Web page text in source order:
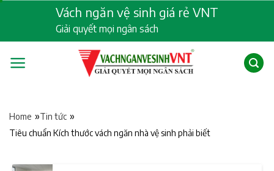
content
Vách ngăn vệ sinh giá rẻ VNT
Giải quyết mọi ngân sách
Home »Tin tức »
Tiêu chuẩn Kích thước vách ngăn nhà vệ sinh phải biết